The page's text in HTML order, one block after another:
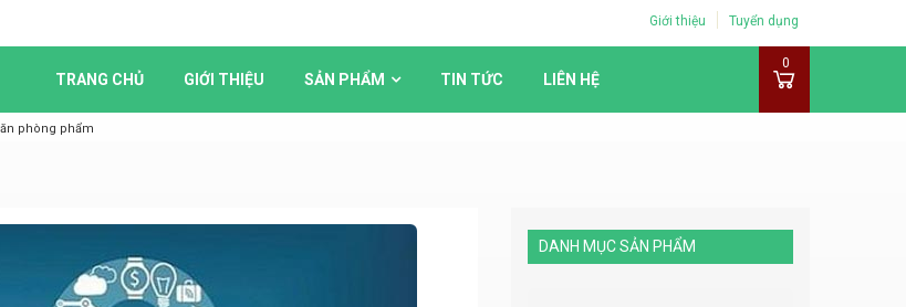
Giới thiệu Tuyển dụng
TRANG CHỦ GIỚI THIỆU SẢN PHẨM TIN TỨC LIÊN HỆ
0
phòng phẩm
DANH MỤC SẢN PHẨM